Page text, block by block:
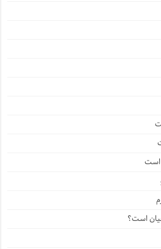
است
است؟